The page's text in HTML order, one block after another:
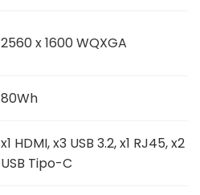
2560 x 1600 WQXGA
80Wh
x1 HDMI, x3 USB 3.2, x1 RJ45, x2
USB Tipo-C